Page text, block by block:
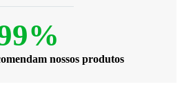
nossos produtos